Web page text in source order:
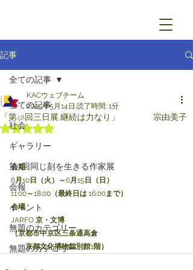
記事
全ての記事
社会
ギャラリー
第7回同じ刻を生きる作家展
会報
イベント
無題のカテゴリー
無題のカテゴリー
全ての記事
「第58回三日展 継続は力なり」 宗由美子
KACウェブチーム
2025年5月14日 読了時間: 1分
5つ星のうちNaNと評価されています。
会期
6月 10 日（火）～6月 15 日（日）
11:00～18:00 （最終日は 16:00まで）
会場
JARFO 京・文博
（京都市中京区三条通高倉
京都文化博物館別館1階）